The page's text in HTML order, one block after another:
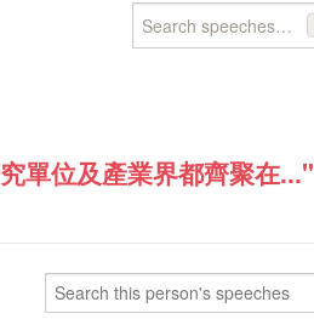
單位及產業界都齊聚在..."